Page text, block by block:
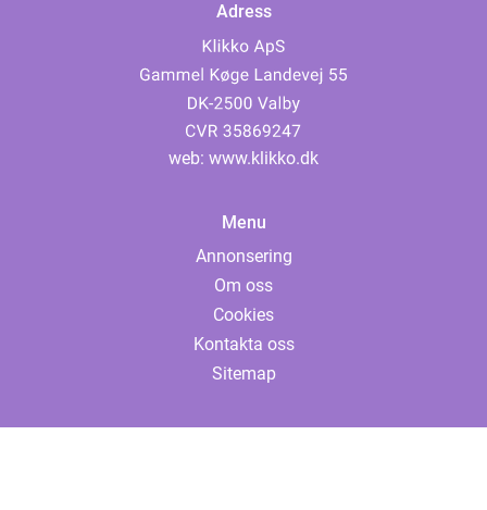
Adress
web: www.klikko.dk
Menu
Annonsering
Om oss
Cookies
Kontakta oss
Sitemap